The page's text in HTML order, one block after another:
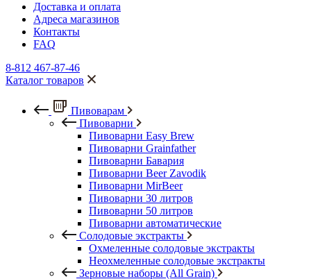
Доставка и оплата
Адреса магазинов
Контакты
FAQ
8-812 467-87-46
Каталог товаров
Пивоварам
Пивоварни
Пивоварни Easy Brew
Пивоварни Grainfather
Пивоварни Бавария
Пивоварни Beer Zavodik
Пивоварни MirBeer
Пивоварни 30 литров
Пивоварни 50 литров
Пивоварни автоматические
Солодовые экстракты
Охмеленные солодовые экстракты
Неохмеленные солодовые экстракты
Зерновые наборы (All Grain)